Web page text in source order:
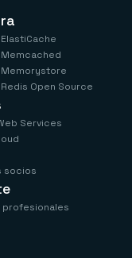
Memorystore
Open Source
Services
socios
profesionales